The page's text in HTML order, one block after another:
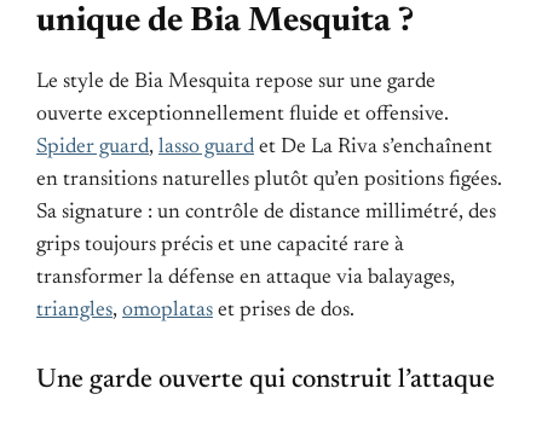
unique de Bia Mesquita ?
Le style de Bia Mesquita repose sur une garde
ouverte exceptionnellement fluide et offensive.
Spider guard, lasso guard et De La Riva s’enchaînent
en transitions naturelles plutôt qu’en positions figées.
Sa signature : un contrôle de distance millimétré, des
grips toujours précis et une capacité rare à
transformer la défense en attaque via balayages,
triangles, omoplatas et prises de dos.
Une garde ouverte qui construit l’attaque